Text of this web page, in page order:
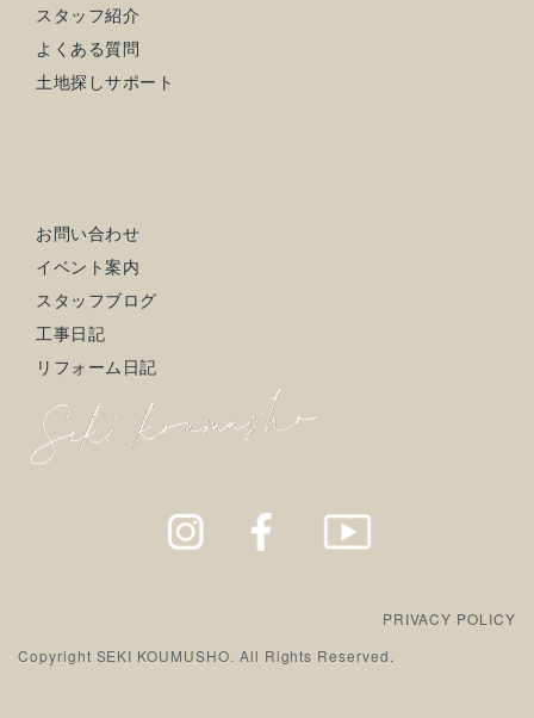
スタッフ紹介
よくある質問
土地探しサポート
お問い合わせ
イベント案内
スタッフブログ
工事日記
リフォーム日記
Copyright SEKI KOUMUSHO. All Rights Reserved.
PRIVACY POLICY